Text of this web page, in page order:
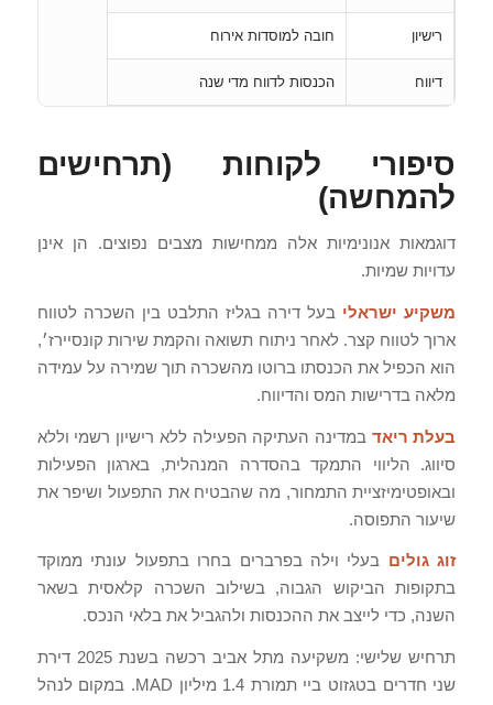
רישיון חובה למוסדות אירוח
דיווח הכנסות לדווח מדי שנה
סיפורי לקוחות (תרחישים
להמחשה)
דוגמאות אנונימיות אלה ממחישות מצבים נפוצים. הן אינן
עדויות שמיות.
משקיע ישראלי בעל דירה בגליז התלבט בין השכרה לטווח
ארוך לטווח קצר. לאחר ניתוח תשואה והקמת שירות קונסיירז׳,
הוא הכפיל את הכנסתו ברוטו מהשכרה תוך שמירה על עמידה
מלאה בדרישות המס והדיווח.
בעלת ריאד במדינה העתיקה הפעילה ללא רישיון רשמי וללא
סיווג. הליווי התמקד בהסדרה המנהלית, בארגון הפעילות
ובאופטימיזציית התמחור, מה שהבטיח את התפעול ושיפר את
שיעור התפוסה.
זוג גולים בעלי וילה בפרברים בחרו בתפעול עונתי ממוקד
בתקופות הביקוש הגבוה, בשילוב השכרה קלאסית בשאר
השנה, כדי לייצב את ההכנסות ולהגביל את בלאי הנכס.
תרחיש שלישי: משקיעה מתל אביב רכשה בשנת 2025 דירת
שני חדרים בטגזוט ביי תמורת 1.4 מיליון MAD. במקום לנהל